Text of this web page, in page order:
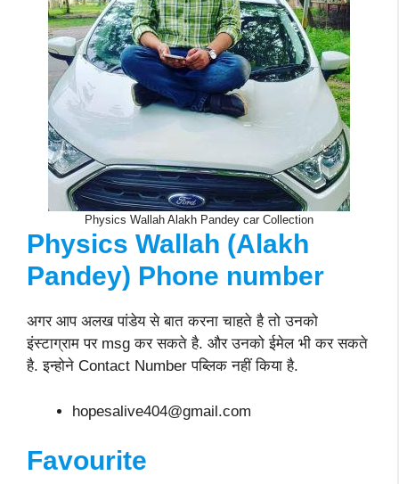
Physics Wallah Alakh Pandey car Collection
Physics Wallah (Alakh
Pandey) Phone number
अगर आप अलख पांडेय से बात करना चाहते है तो उनको
इंस्टाग्राम पर msg कर सकते है. और उनको ईमेल भी कर सकते
है. इन्होने Contact Number पब्लिक नहीं किया है.
hopesalive404@gmail.com
Favourite